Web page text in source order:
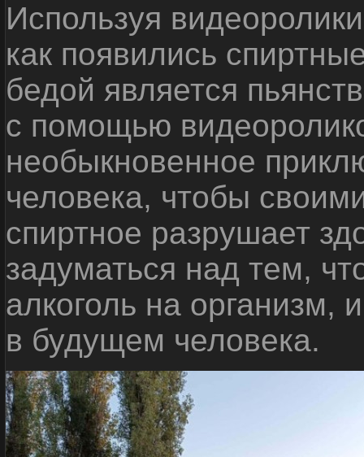
Используя
как появились
бедой является
с помощью
необыкновенное
человека, чтобы
спиртное разрушает
задуматься над тем,
алкоголь на организм,
в будущем человека.